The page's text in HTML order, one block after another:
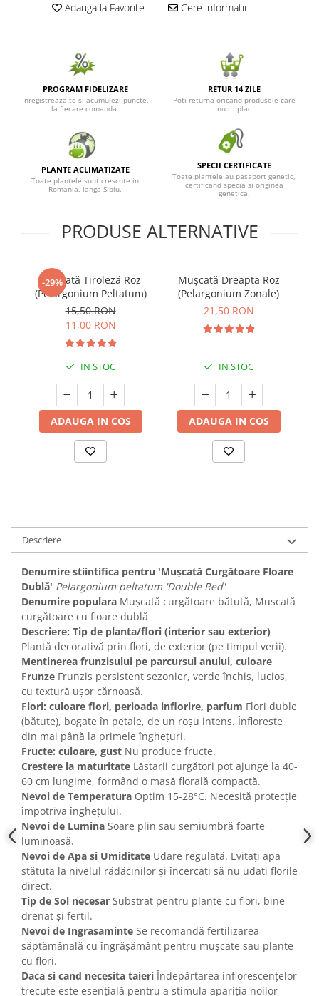
Adauga la Favorite Cere informatii
PROGRAM FIDELIZARE
Inregistreaza-te si acumulezi puncte,
la fiecare comanda.
RETUR 14 ZILE
Poti returna oricand produsele care
nu iti plac
PLANTE ACLIMATIZATE
Toate plantele sunt crescute in
Romania, langa Sibiu.
SPECII CERTIFICATE
Toate plantele au pasaport genetic,
certificand specia si originea
genetica.
PRODUSE ALTERNATIVE
-29%
Mușcată Tiroleză Roz
(Pelargonium Peltatum)
15,50 RON
11,00 RON
IN STOC
ADAUGA IN COS
Mușcată Dreaptă Roz
(Pelargonium Zonale)
21,50 RON
IN STOC
ADAUGA IN COS
Descriere
Denumire stiintifica pentru 'Mușcată Curgătoare Floare
Dublă' Pelargonium peltatum 'Double Red'
Denumire populara Mușcată curgătoare bătută, Mușcată
curgătoare cu floare dublă
Descriere: Tip de planta/flori (interior sau exterior)
Plantă decorativă prin flori, de exterior (pe timpul verii).
Mentinerea frunzisului pe parcursul anului, culoare
Frunze Frunziș persistent sezonier, verde închis, lucios,
cu textură ușor cărnoasă.
Flori: culoare flori, perioada inflorire, parfum Flori duble
(bătute), bogate în petale, de un roșu intens. Înflorește
din mai până la primele înghețuri.
Fructe: culoare, gust Nu produce fructe.
Crestere la maturitate Lăstarii curgători pot ajunge la 40-
60 cm lungime, formând o masă florală compactă.
Nevoi de Temperatura Optim 15-28°C. Necesită protecție
împotriva înghețului.
Nevoi de Lumina Soare plin sau semiumbră foarte
luminoasă.
Nevoi de Apa si Umiditate Udare regulată. Evitați apa
stătută la nivelul rădăcinilor și încercați să nu udați florile
direct.
Tip de Sol necesar Substrat pentru plante cu flori, bine
drenat și fertil.
Nevoi de Ingrasaminte Se recomandă fertilizarea
săptămânală cu îngrășământ pentru mușcate sau plante
cu flori.
Daca si cand necesita taieri Îndepărtarea inflorescențelor
trecute este esențială pentru a stimula apariția noilor